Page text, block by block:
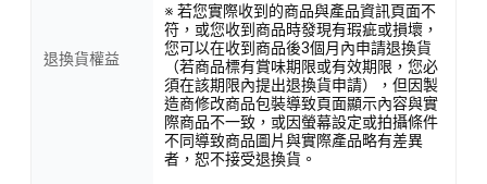
退換貨權益
※ 若您實際收到的商品與產品資訊頁面不
符，或您收到商品時發現有瑕疵或損壞，
您可以在收到商品後3個月內申請退換貨
（若商品標有賞味期限或有效期限，您必
須在該期限內提出退換貨申請），但因製
造商修改商品包裝導致頁面顯示內容與實
際商品不一致，或因螢幕設定或拍攝條件
不同導致商品圖片與實際產品略有差異
者，恕不接受退換貨。